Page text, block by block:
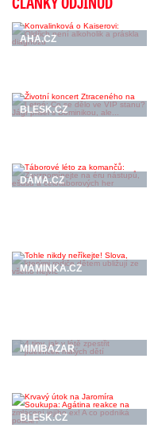
AHA.CZ
BLESK.CZ
DÁMA.CZ
MAMINKA.CZ
MIMIBAZAR
BLESK.CZ